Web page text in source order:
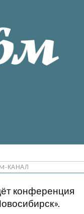
КАНАЛ
конференция